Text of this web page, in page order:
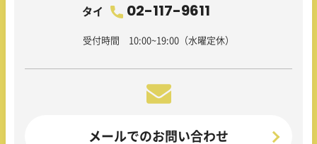
タイ 02-117-9611
受付時間 10:00~19:00（水曜定休）
メールでのお問い合わせ